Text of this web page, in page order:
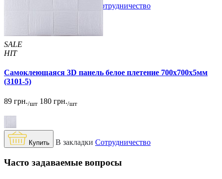
Сотрудничество
SALE
HIT
Самоклеющаяся 3D панель белое плетение 700x700x5мм
(3101-5)
89 грн./шт 180 грн./шт
Купить В закладки Сотрудничество
Часто задаваемые вопросы